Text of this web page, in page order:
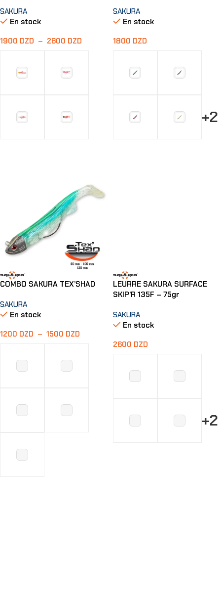
SAKURA
En stock
1900 DZD – 2600 DZD
SAKURA
En stock
1800 DZD
+2
COMBO SAKURA TEX’SHAD
SAKURA
En stock
1200 DZD – 1500 DZD
LEURRE SAKURA SURFACE
SKIP’R 135F – 75gr
SAKURA
En stock
2600 DZD
+2